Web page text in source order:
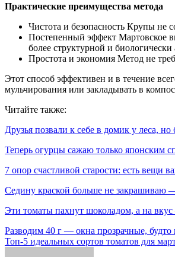
Практические преимущества метода
Чистота и безопасность Крупы не
Постепенный эффект Мартовское
более структурной и биологически
Простота и экономия Метод не
Этот способ эффективен и в течение
мульчирования или закладывать в
Читайте также:
Друзья позвали к себе в домик у леса,
Теперь огурцы сажаю только японским
7 опор счастливой старости: есть вещи
Седину краской больше не закрашиваю
Эти томаты пахнут шоколадом, а на
Навигация
по
Разводим 40 г — окна прозрачные,
Топ-5 идеальных сортов томатов для